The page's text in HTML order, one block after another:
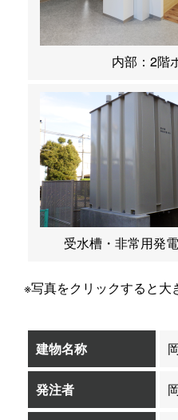
内部：2階
受水槽・非常用発
※写真をクリックすると大
建物名称
発注者